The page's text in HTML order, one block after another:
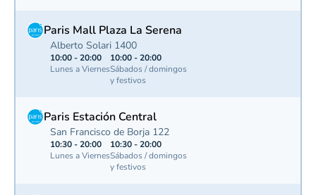
Paris Mall Plaza La Serena
Alberto Solari 1400
10:00 - 20:00
Lunes a Viernes
10:00 - 20:00
Sábados / domingos
y festivos
Paris Estación Central
San Francisco de Borja 122
10:30 - 20:00
Lunes a Viernes
10:30 - 20:00
Sábados / domingos
y festivos